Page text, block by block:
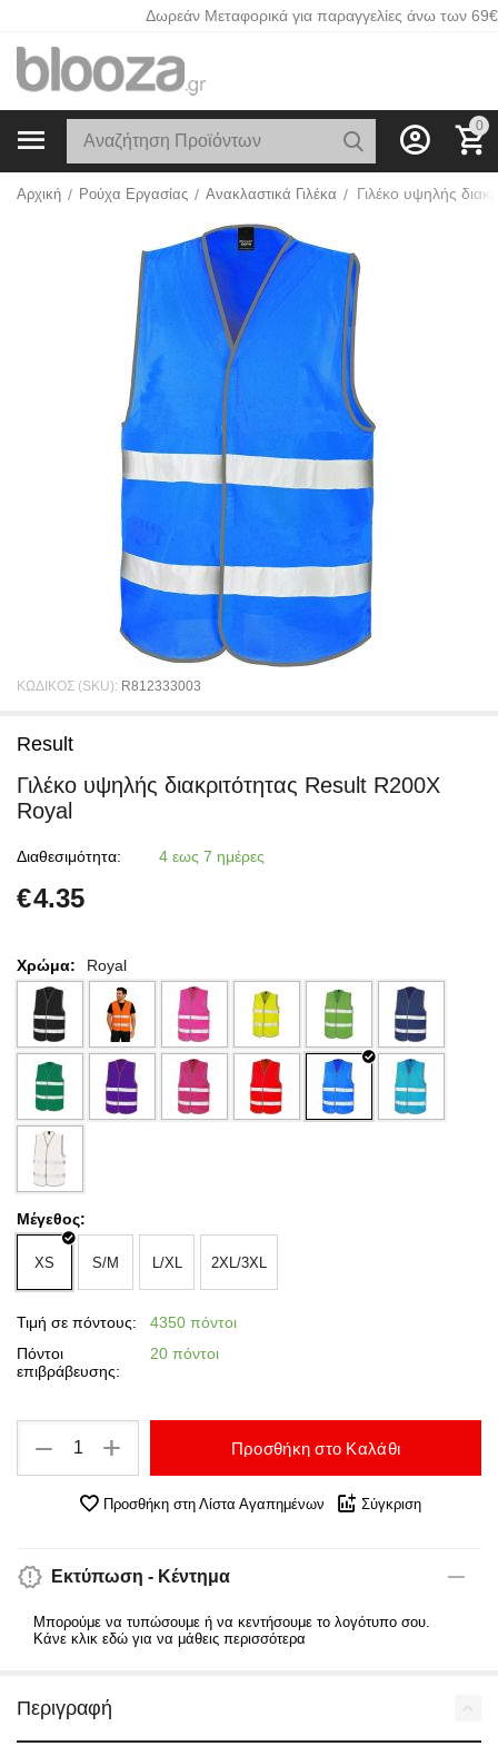
Δωρεάν Μεταφορικά για παραγγελίες άνω των 69€
0
Αρχική / Ρούχα Εργασίας / Ανακλαστικά Γιλέκα /
ΚΩΔΙΚΟΣ (SKU): R812333003
Result
Γιλέκο υψηλής διακριτότητας Result R200X
Royal
Διαθεσιμότητα: 4 εως 7 ημέρες
€4.35
Χρώμα: Royal
Μέγεθος:
XS S/M L/XL 2XL/3XL
Τιμή σε πόντους:
4350 πόντοι
Πόντοι
επιβράβευσης:
20 πόντοι
+
− Προσθήκη στο Καλάθι
Προσθήκη στη Λίστα Αγαπημένων Σύγκριση
Εκτύπωση - Κέντημα
Μπορούμε να τυπώσουμε ή να κεντήσουμε το λογότυπο σου.
Κάνε κλικ εδώ για να μάθεις περισσότερα
Περιγραφή